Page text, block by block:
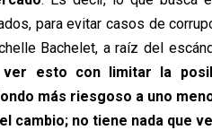
para evitar casos de
Bachelet, a raíz del
esto con limitar la
más riesgoso a uno
cambio; no tiene nada que